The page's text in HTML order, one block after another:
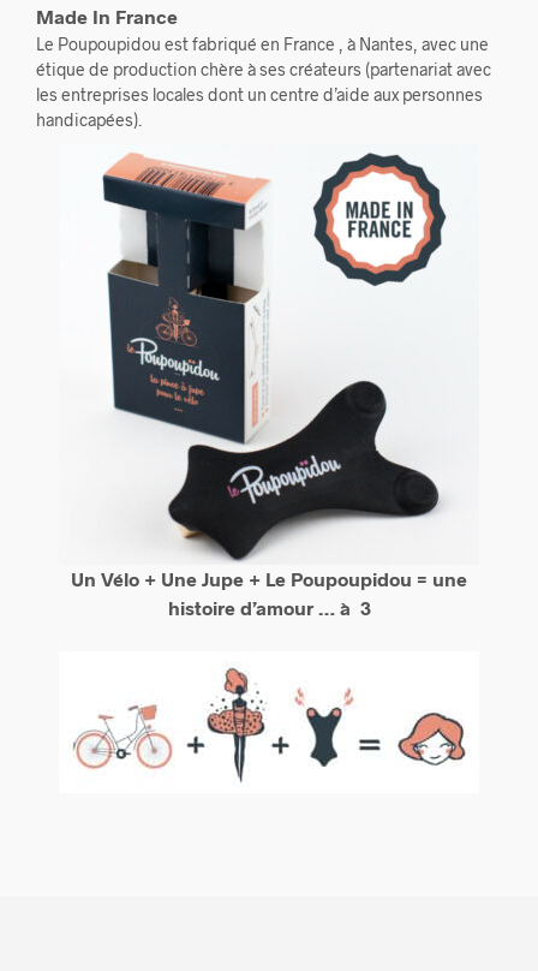
Made In France
Le Poupoupidou est fabriqué en France , à Nantes, avec une
étique de production chère à ses créateurs (partenariat avec
les entreprises locales dont un centre d’aide aux personnes
handicapées).
Un Vélo + Une Jupe + Le Poupoupidou = une
histoire d’amour … à 3